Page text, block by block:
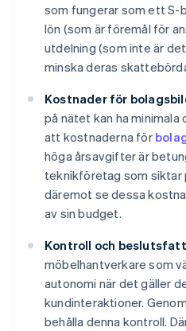
som fungerar som ett S-
lön (som är föremål för
utdelning (som inte är
minska deras
Kostnader för
på nätet kan ha
att kostnaderna för
höga årsavgifter är
teknikföretag som siktar
däremot se dessa
av sin budget.
Kontroll och
möbelhantverkare som
autonomi när det gäller
kundinteraktioner.
behålla denna kontroll.